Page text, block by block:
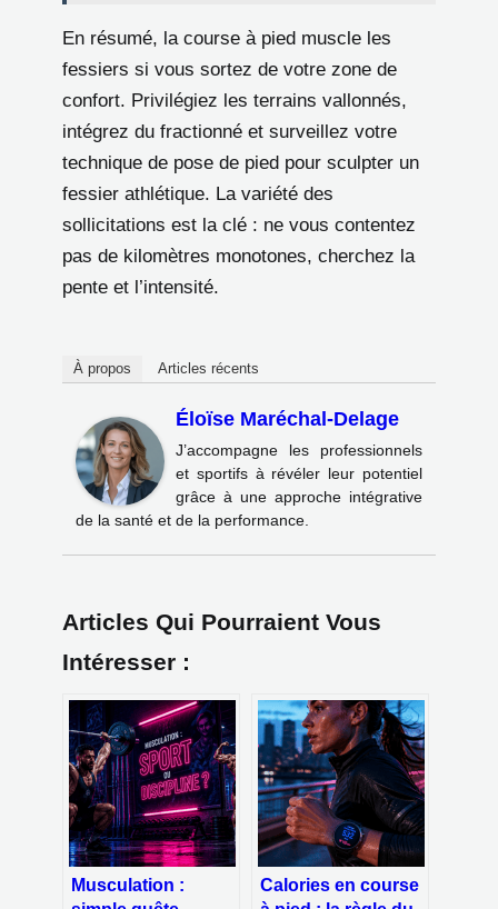
En résumé, la course à pied muscle les
fessiers si vous sortez de votre zone de
confort. Privilégiez les terrains vallonnés,
intégrez du fractionné et surveillez votre
technique de pose de pied pour sculpter un
fessier athlétique. La variété des
sollicitations est la clé : ne vous contentez
pas de kilomètres monotones, cherchez la
pente et l’intensité.
À propos Articles récents
Éloïse Maréchal-Delage
J’accompagne les professionnels
et sportifs à révéler leur potentiel
grâce à une approche intégrative
de la santé et de la performance.
Articles Qui Pourraient Vous
Intéresser :
Musculation :
Calories en course